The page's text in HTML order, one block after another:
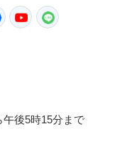
Facebook
YouTube
後5時15分まで